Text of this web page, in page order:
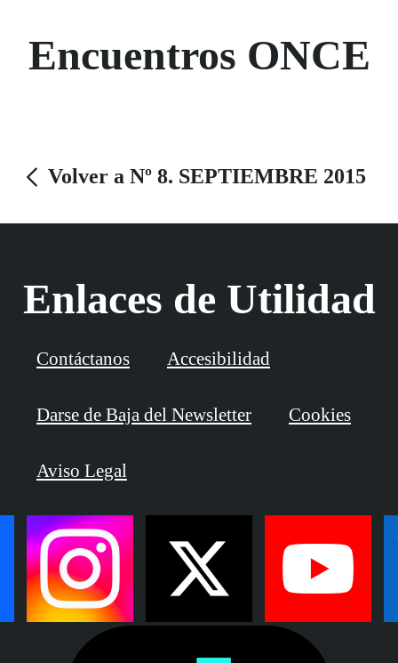
Encuentros ONCE
Volver a Nº 8. SEPTIEMBRE 2015
Enlaces de Utilidad
Contáctanos Accesibilidad
Darse de Baja del Newsletter Cookies
Aviso Legal